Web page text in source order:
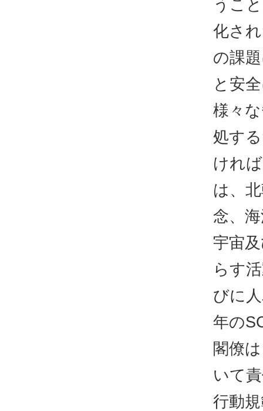
うこ
化さ
の課
と安
様々
処す
けれ
は、
念、
宇宙
らす
びに
年の
閣僚
いて
行動